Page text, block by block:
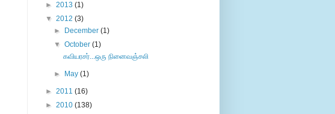
► 2013 (1)
▼ 2012 (3)
►
December(1)
▼October(1)
கவியரசர்...ஒரு நினைவஞ்சலி
► May(1)
► 2011 (16)
► 2010 (138)